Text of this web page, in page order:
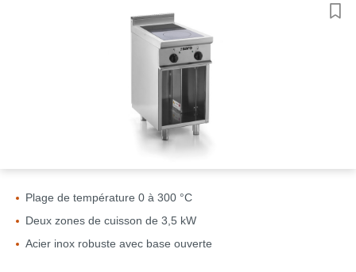
Plage de température 0 à 300 °C
Deux zones de cuisson de 3,5 kW
Acier inox robuste avec base ouverte